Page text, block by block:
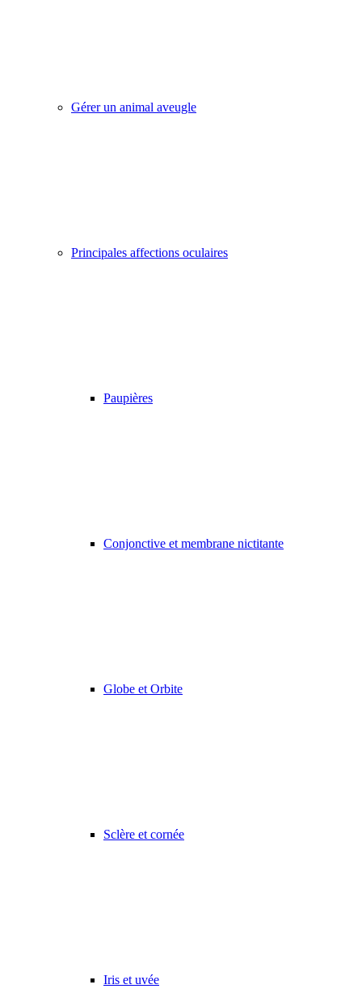
Gérer un animal aveugle
Principales affections oculaires
Paupières
Conjonctive et membrane nictitante
Globe et Orbite
Sclère et cornée
Iris et uvée